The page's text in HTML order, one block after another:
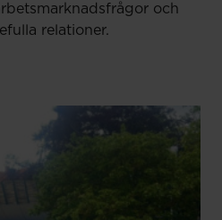
och
relationer.